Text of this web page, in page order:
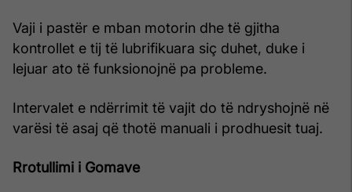
Vaji i pastër e mban motorin dhe të gjitha
kontrollet e tij të lubrifikuara siç duhet, duke i
lejuar ato të funksionojnë pa probleme.
Intervalet e ndërrimit të vajit do të ndryshojnë në
varësi të asaj që thotë manuali i prodhuesit tuaj.
Rrotullimi i Gomave